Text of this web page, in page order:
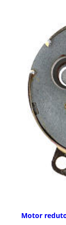
Motor